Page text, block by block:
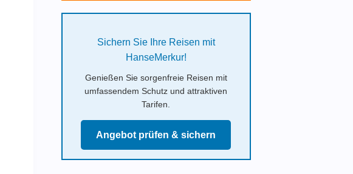
Sichern Sie Ihre Reisen mit
HanseMerkur!
Genießen Sie sorgenfreie Reisen mit
umfassendem Schutz und attraktiven
Tarifen.
Angebot prüfen & sichern